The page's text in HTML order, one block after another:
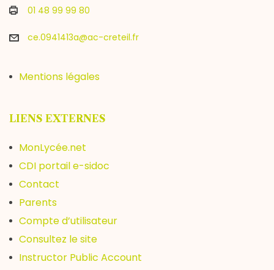
01 48 99 99 80
ce.0941413a@ac-creteil.fr
Mentions légales
LIENS EXTERNES
MonLycée.net
CDI portail e-sidoc
Contact
Parents
Compte d’utilisateur
Consultez le site
Instructor Public Account